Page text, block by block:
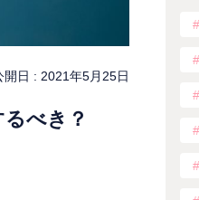
開日 : 2021年5月25日
べき？